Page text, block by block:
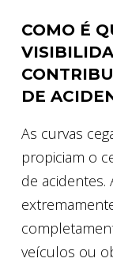
COMO É
DE
As curvas
propiciam o
de acidentes.
veículos ou